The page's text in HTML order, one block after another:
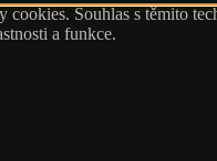
Souhlas s těmito
a funkce.